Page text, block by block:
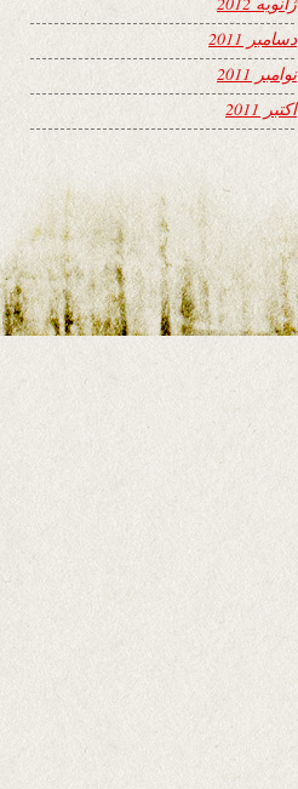
دسامبر 2011
نوامبر 2011
اکتبر 2011